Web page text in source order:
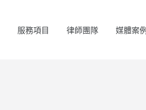
服務項目 律師團隊 媒體案例